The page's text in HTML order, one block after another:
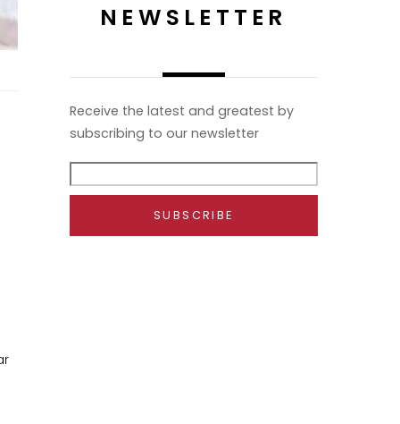
NEWSLETTER
Receive the latest and greatest by
subscribing to our newsletter